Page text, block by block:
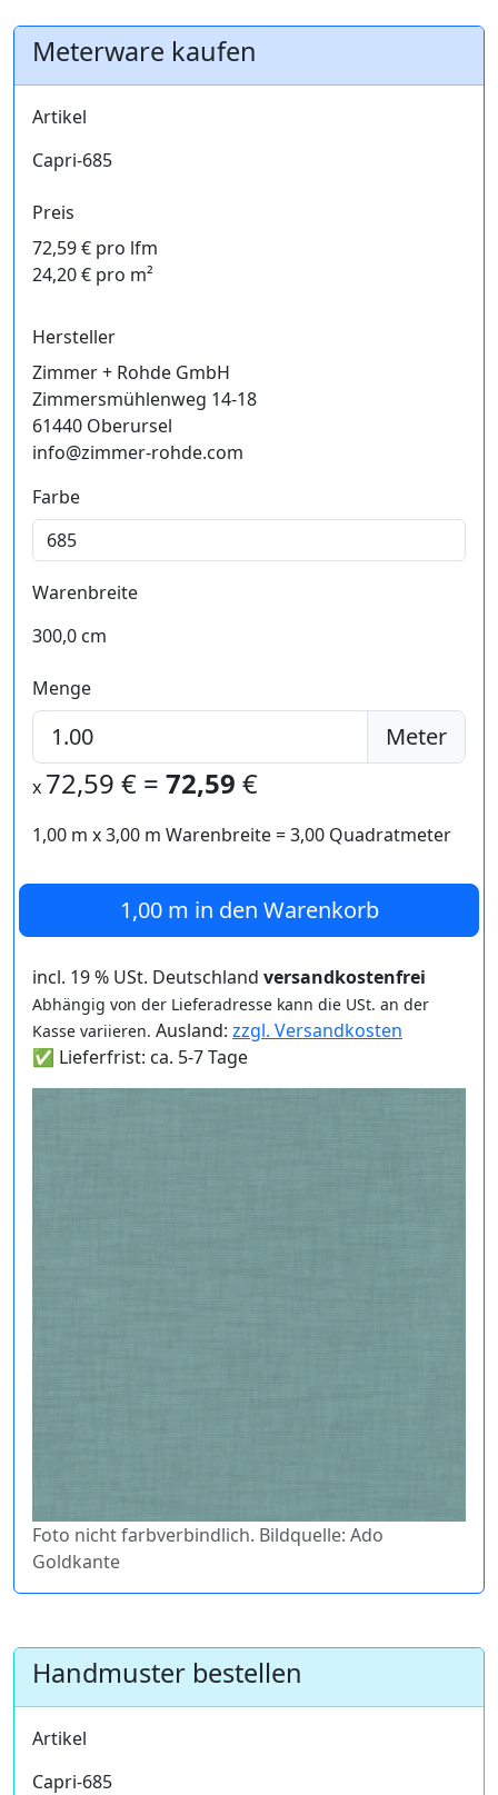
Meterware kaufen
Artikel
Capri-685
Preis
72,59 € pro lfm
24,20 € pro m²
Hersteller
Zimmer + Rohde GmbH
Zimmersmühlenweg 14-18
61440 Oberursel
info@zimmer-rohde.com
Farbe
Warenbreite
300,0 cm
Menge
Meter
x 72,59 € = 72,59 €
1,00 m x3,00 m Warenbreite =3,00 Quadratmeter
1,00 m in den Warenkorb
incl. 19 % USt. Deutschland versandkostenfrei
Abhängig von der Lieferadresse kann die USt. an der
Kasse variieren. Ausland: zzgl. Versandkosten
✅ Lieferfrist: ca. 5-7 Tage
Foto nicht farbverbindlich. Bildquelle: Ado
Goldkante
Handmuster bestellen
Artikel
Capri-685